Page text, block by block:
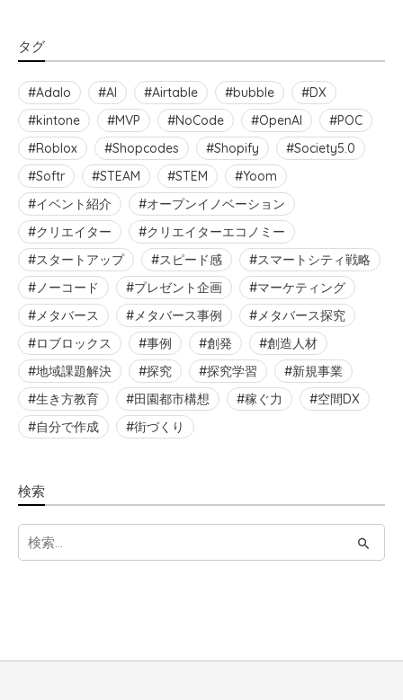
タグ
Adalo AI Airtable bubble
DX
kintone
MVP NoCode OpenAI
POC
Roblox
Shopcodes Shopify
Society5.0
Softr
STEAM STEM
Yoom
イベント紹介
オープンイノベーション
クリエイター
クリエイターエコノミー
スタートアップ
スピード感
スマートシティ戦略
ノーコード
プレゼント企画
マーケティング
メタバース
メタバース事例
メタバース探究
ロブロックス
事例 創発
創造人材
地域課題解決
探究 探究学習
新規事業
生き方教育
田園都市構想 稼ぐ力
空間DX
自分で作成
街づくり
検索
e
h